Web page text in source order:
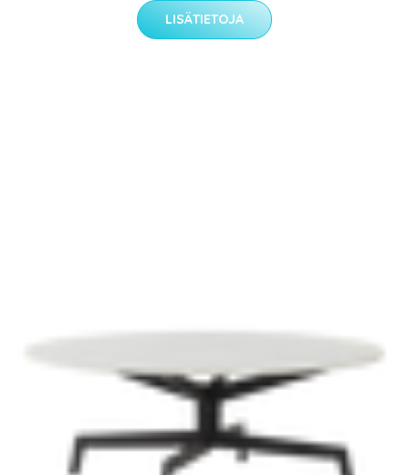
LISÄTIETOJA